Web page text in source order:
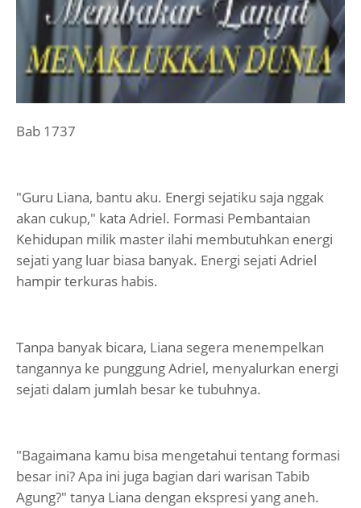
Bab 1737
"Guru Liana, bantu aku. Energi sejatiku saja nggak
akan cukup," kata Adriel. Formasi Pembantaian
Kehidupan milik master ilahi membutuhkan energi
sejati yang luar biasa banyak. Energi sejati Adriel
hampir terkuras habis.
Tanpa banyak bicara, Liana segera menempelkan
tangannya ke punggung Adriel, menyalurkan energi
sejati dalam jumlah besar ke tubuhnya.
"Bagaimana kamu bisa mengetahui tentang formasi
besar ini? Apa ini juga bagian dari warisan Tabib
Agung?" tanya Liana dengan ekspresi yang aneh.